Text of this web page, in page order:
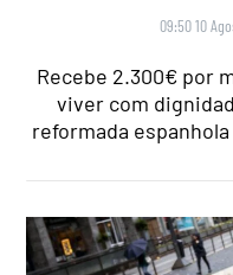
09:50 10
Recebe 2.300€ por
viver com
reformada